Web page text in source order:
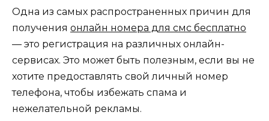
Одна из самых распространенных причин для
получения онлайн номера для смс бесплатно
— это регистрация на различных онлайн-
сервисах. Это может быть полезным, если вы не
хотите предоставлять свой личный номер
телефона, чтобы избежать спама и
нежелательной рекламы.